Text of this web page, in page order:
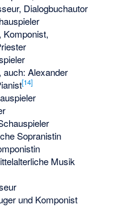
Dialogbuchautor
Alexander
[14]
Sopranistin
Musik
und Komponist